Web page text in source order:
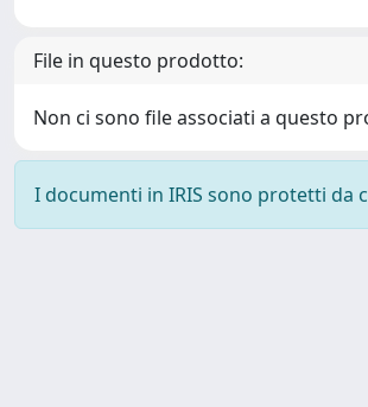
File in questo prodotto:
Non ci sono file associati a questo
I documenti in IRIS sono protetti da